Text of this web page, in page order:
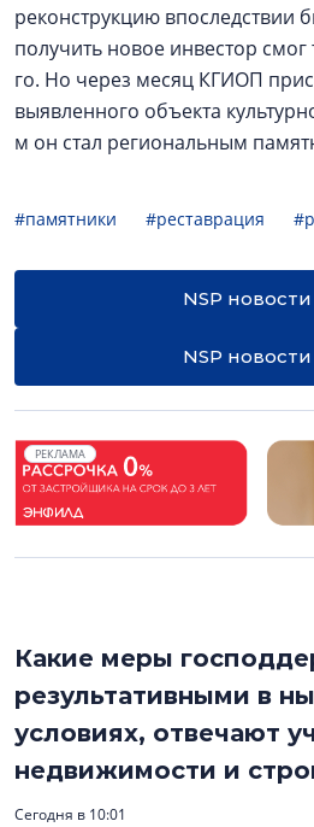
реконструкцию впоследствии
получить новое инвестор смог
го. Но через месяц КГИОП
выявленного объекта
м он стал региональным
#памятники #реставрация
NSP
NSP
РЕКЛАМА
Какие меры
результативными в
условиях, отвечают
недвижимости и
Сегодня в 10:01